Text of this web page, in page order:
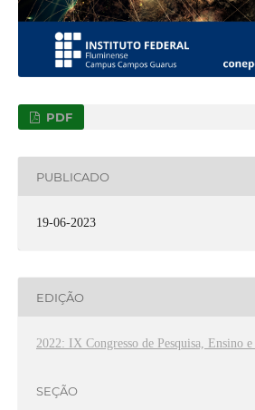
PDF
PUBLICADO
19-06-2023
EDIÇÃO
2022: IX Congresso de Pesquisa, Ensino e
SEÇÃO